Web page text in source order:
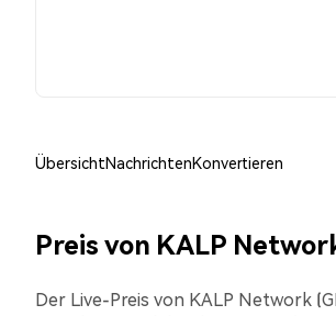
ÜbersichtNachrichtenKonvertieren
Preis von KALP
Der Live-Preis von KALP Network